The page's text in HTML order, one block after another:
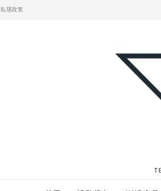
私隱政策